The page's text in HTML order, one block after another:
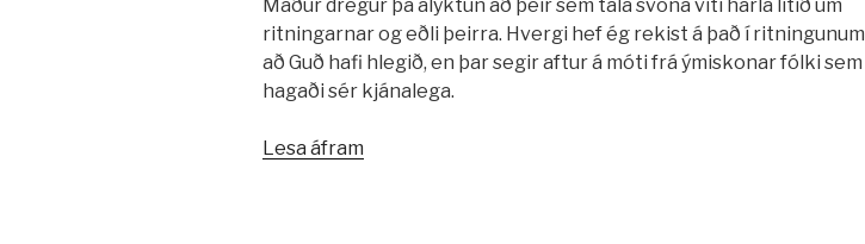
Maður dregur þá ályktun að þeir sem tala svona viti harla lítið um
ritningarnar og eðli þeirra. Hvergi hef ég rekist á það í ritningunum
að Guð hafi hlegið, en þar segir aftur á móti frá ýmiskonar fólki sem
hagaði sér kjánalega.
Lesa áfram